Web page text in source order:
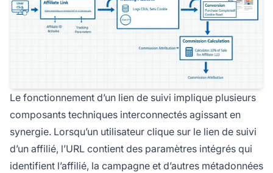
Le fonctionnement d’un lien de suivi implique plusieurs
composants techniques interconnectés agissant en
synergie. Lorsqu’un utilisateur clique sur le lien de suivi
d’un affilié, l’URL contient des paramètres intégrés qui
identifient l’affilié, la campagne et d’autres métadonnées